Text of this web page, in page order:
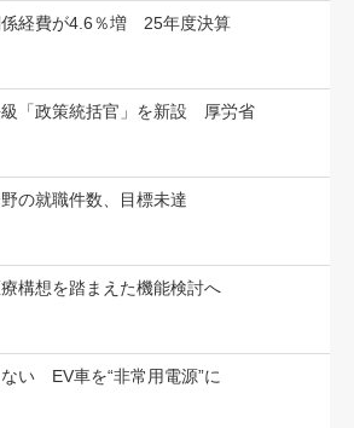
係経費が4.6％増 25年度決算
級「政策統括官」を新設 厚労省
の就職件数、目標未達
構想を踏まえた機能検討へ
い EV車を“非常用電源”に